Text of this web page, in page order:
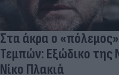
Στα άκρα ο
Τεμπών: Εξώδικο της
Νίκο Πλακιά